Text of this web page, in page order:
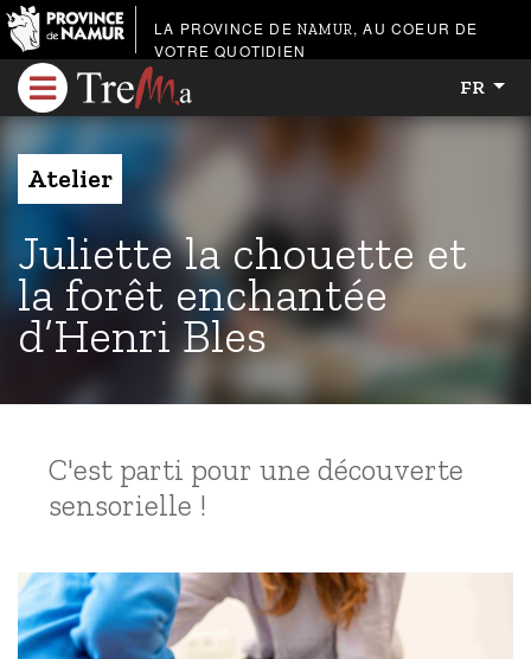
LA PROVINCE DE NAMUR, AU COEUR DE
VOTRE QUOTIDIEN
FR
Atelier
Juliette la chouette et
la forêt enchantée
d’Henri Bles
C'est parti pour une découverte
sensorielle !